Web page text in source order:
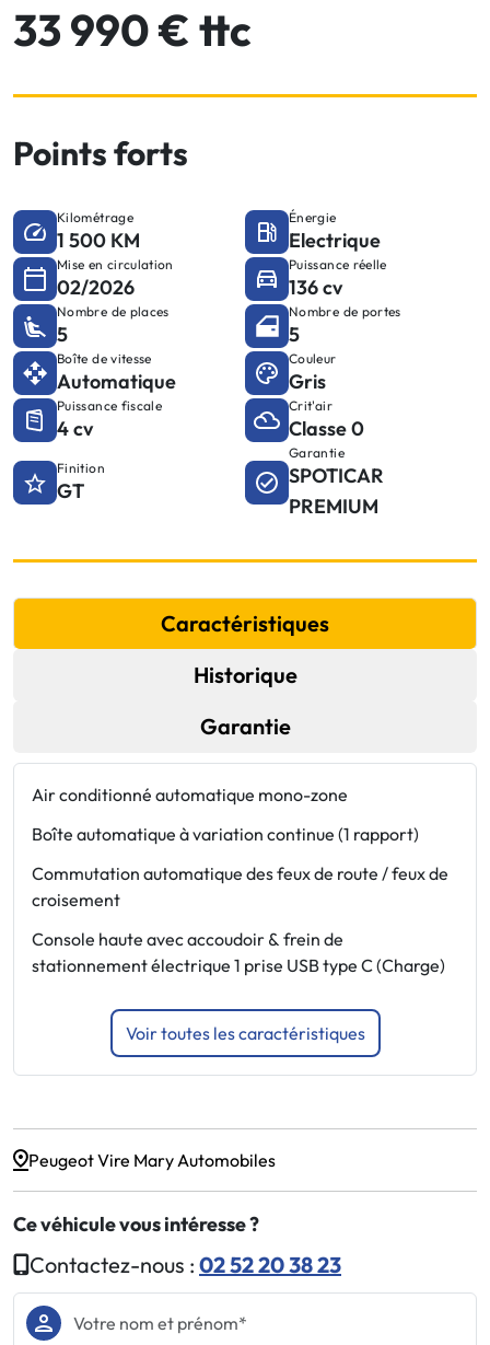
33 990 € ttc
Points forts
Kilométrage
1 500 KM
Énergie
Electrique
Mise en circulation
02/2026
Puissance réelle
136 cv
Nombre de places
5
Nombre de portes
5
Boîte de vitesse
Automatique
Couleur
Gris
Puissance fiscale
4 cv
Crit'air
Classe 0
Finition
GT
Garantie
SPOTICAR
PREMIUM
Caractéristiques
Historique
Garantie
Air conditionné automatique mono-zone
Boîte automatique à variation continue (1 rapport)
Commutation automatique des feux de route / feux de
croisement
Console haute avec accoudoir & frein de
stationnement électrique 1 prise USB type C (Charge)
Voir toutes les caractéristiques
Peugeot Vire Mary Automobiles
Ce véhicule vous intéresse ?
Contactez-nous : 02 52 20 38 23